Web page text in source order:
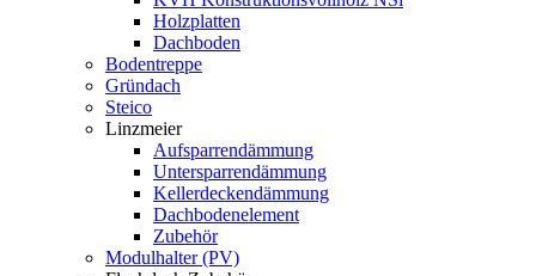
Holzplatten
Dachboden
Bodentreppe
Gründach
Steico
Linzmeier
Aufsparrendämmung
Untersparrendämmung
Kellerdeckendämmung
Dachbodenelement
Zubehör
Modulhalter (PV)